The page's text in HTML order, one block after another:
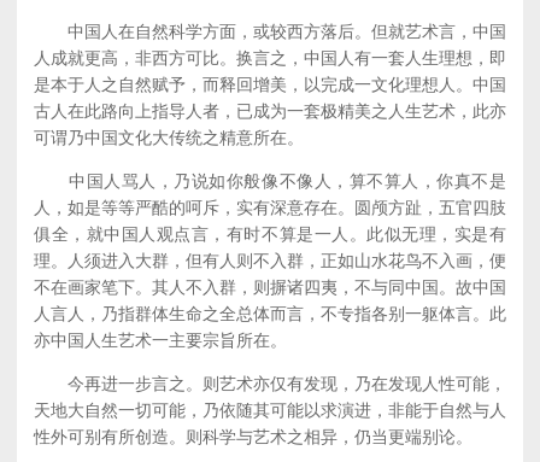
中国人在自然科学方面，或较西方落后。但就艺术言，中国
人成就更高，非西方可比。换言之，中国人有一套人生理想，即
是本于人之自然赋予，而释回增美，以完成一文化理想人。中国
古人在此路向上指导人者，已成为一套极精美之人生艺术，此亦
可谓乃中国文化大传统之精意所在。
中国人骂人，乃说如你般像不像人，算不算人，你真不是
人，如是等等严酷的呵斥，实有深意存在。圆颅方趾，五官四肢
俱全，就中国人观点言，有时不算是一人。此似无理，实是有
理。人须进入大群，但有人则不入群，正如山水花鸟不入画，便
不在画家笔下。其人不入群，则摒诸四夷，不与同中国。故中国
人言人，乃指群体生命之全总体而言，不专指各别一躯体言。此
亦中国人生艺术一主要宗旨所在。
今再进一步言之。则艺术亦仅有发现，乃在发现人性可能，
天地大自然一切可能，乃依随其可能以求演进，非能于自然与人
性外可别有所创造。则科学与艺术之相异，仍当更端别论。